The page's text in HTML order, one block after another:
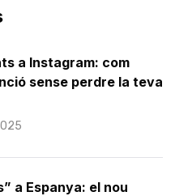
a Instagram: com
sense perdre la teva
a Espanya: el nou